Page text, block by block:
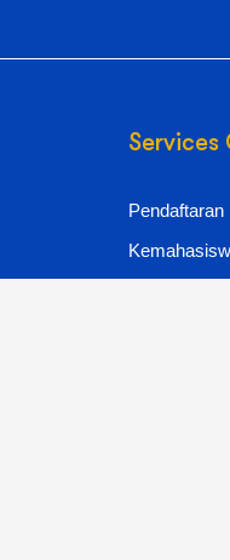
Services